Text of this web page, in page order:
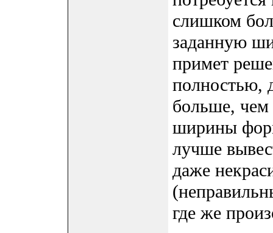
слишком
заданную
примет
полностью,
больше, чем
ширины
лучше
даже
где же